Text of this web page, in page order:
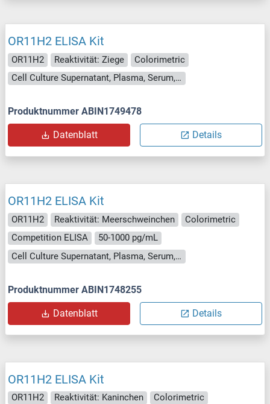
OR11H2 ELISA Kit
OR11H2 Reaktivität: Ziege
Colorimetric
Cell Culture Supernatant, Plasma, Serum, Tissue Homogenate
Produktnummer ABIN1749478
Datenblatt Details
OR11H2 ELISA Kit
OR11H2 Reaktivität: Meerschweinchen
Colorimetric
Competition ELISA
50-1000 pg/mL
Cell Culture Supernatant, Plasma, Serum, Tissue Homogenate
Produktnummer ABIN1748255
Datenblatt Details
OR11H2 ELISA Kit
OR11H2 Reaktivität: Kaninchen
Colorimetric